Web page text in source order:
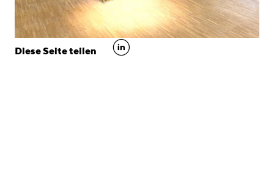
Diese Seite teilen linkedin